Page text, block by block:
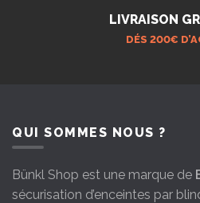
LIVRAISON
DÉS 200€
QUI SOMMES NOUS ?
Bünkl Shop est une marque de
sécurisation d’enceintes par